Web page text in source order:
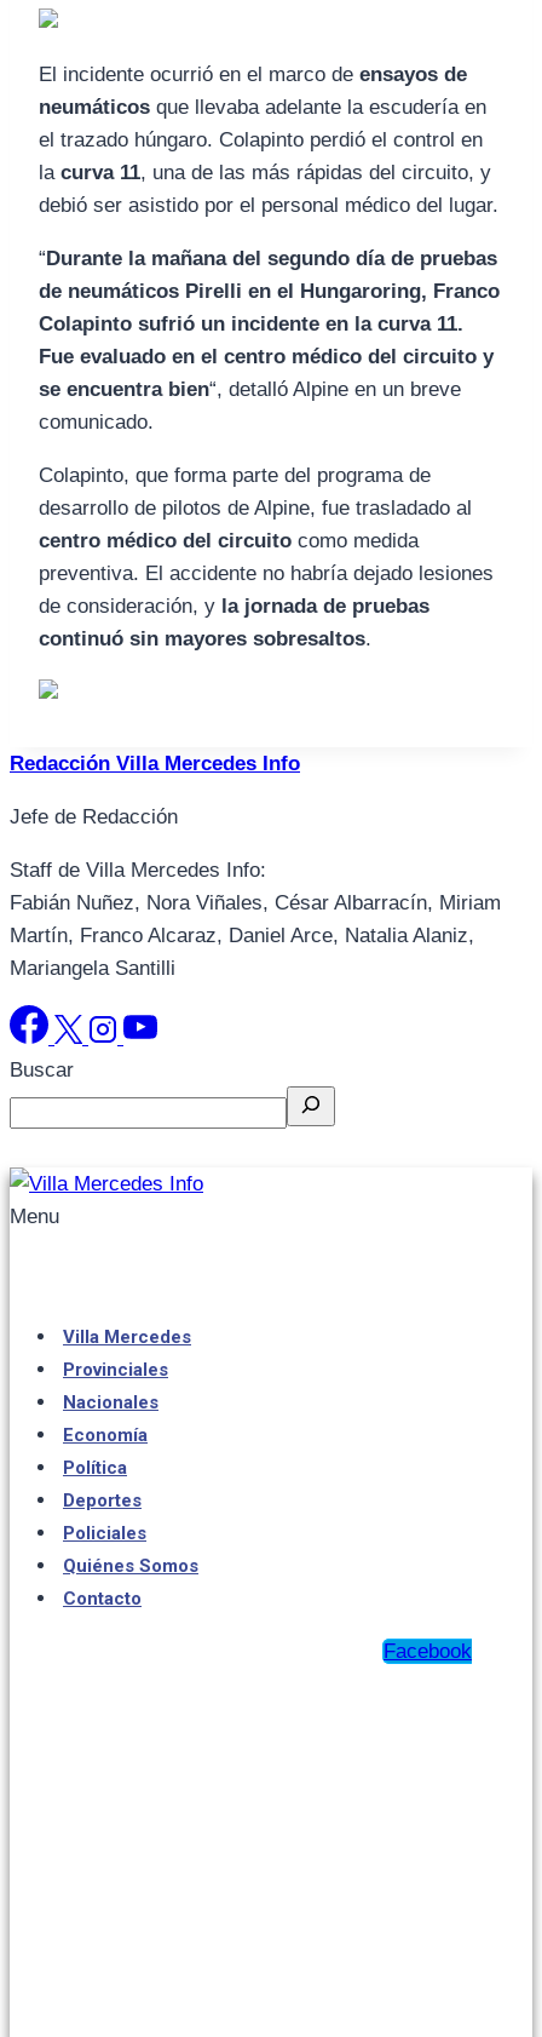
El incidente ocurrió en el marco de ensayos de
neumáticos que llevaba adelante la escudería en
el trazado húngaro. Colapinto perdió el control en
la curva 11, una de las más rápidas del circuito, y
debió ser asistido por el personal médico del lugar.
“Durante la mañana del segundo día de pruebas
de neumáticos Pirelli en el Hungaroring, Franco
Colapinto sufrió un incidente en la curva 11.
Fue evaluado en el centro médico del circuito y
se encuentra bien“, detalló Alpine en un breve
comunicado.
Colapinto, que forma parte del programa de
desarrollo de pilotos de Alpine, fue trasladado al
centro médico del circuito como medida
preventiva. El accidente no habría dejado lesiones
de consideración, y la jornada de pruebas
continuó sin mayores sobresaltos.
Redacción Villa Mercedes Info
Jefe de Redacción
Staff de Villa Mercedes Info:
Fabián Nuñez, Nora Viñales, César Albarracín, Miriam
Martín, Franco Alcaraz, Daniel Arce, Natalia Alaniz,
Mariangela Santilli
Buscar
Menu
Villa Mercedes
Provinciales
Nacionales
Economía
Política
Deportes
Policiales
Quiénes Somos
Contacto
Facebook